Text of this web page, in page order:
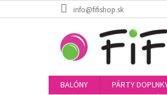
na
info@fifishop.sk
BALÓNY PÁRTY